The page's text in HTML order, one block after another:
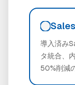
導入済み
タ統合、
50%削減